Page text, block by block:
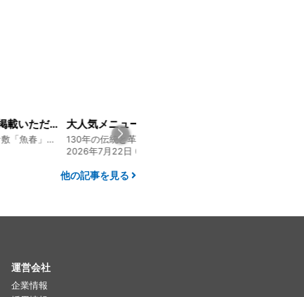
大人気メニュー「唐揚げ弁当」のレシピをご紹介します！
130年の伝統と革新 ヤマタカ醤油ファンド
2026年8月4日 20:00
他の記事を見る
運営会社
企業情報